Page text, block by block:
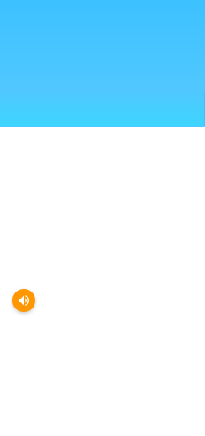
volume_up